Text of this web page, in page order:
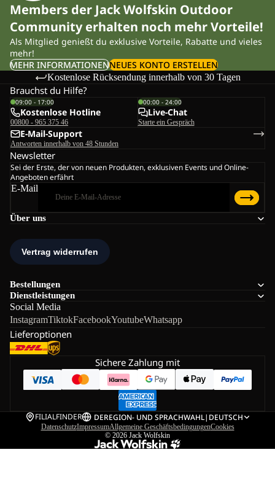
Members der Jack Wolfskin Outdoor
Community erhalten noch mehr Vorteile!
Als Mitglied genießt du exklusive Vorteile, Rabatte und vieles
mehr!
MEHR INFORMATIONENNEUES KONTO ERSTELLEN
Kostenlose Rücksendung innerhalb von 30 Tagen
Über uns
Bestellungen
Dienstleistungen
Social Media
InstagramTiktokFacebookYoutubeWhatsapp
Lieferoptionen
Brauchst du Hilfe?
09:00 - 17:00
Kostenlose Hotline
00800 - 965 375 46
00:00 - 24:00
Live-Chat
Starte ein Gespräch
E-Mail-Support
Antworten innerhalb von 48 Stunden
Newsletter
Sei der Erste, der von neuen Produkten, exklusiven Events und Online-
Angeboten erfährt
E-Mail
Sichere Zahlung mit
FILIALFINDER DEREGION- UND SPRACHWAHL| DEUTSCH
DatenschutzImpressumAllgemeine GeschäftsbedingungenCookies
© 2026 Jack Wolfskin